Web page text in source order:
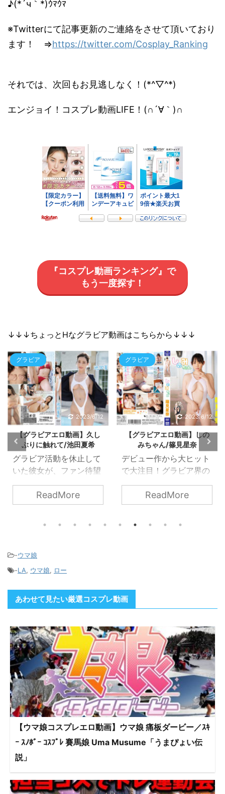
♪(*´ч｀*)ｳﾏｳﾏ
※Twitterにて記事更新のご連絡をさせて頂いており
ます！ ⇒https://twitter.com/Cosplay_Ranking
それでは、次回もお見逃しなく！(*^▽^*)
エンジョイ！コスプレ動画LIFE！(∩´∀｀)∩
『コスプレ動画ランキング』で
もう一度探す！
↓↓↓ちょっとHなグラビア動画はこちらから↓↓↓
グラビア
2023/6/12
【グラビアエロ動画】久し
ぶりに触れて/池田夏希
グラビア活動を休止して
いた彼女が、ファン待望
のグラビアイメージをリ
リース！ReadMore
グラビア
2023/6/12
【グラビアエロ動画】しの
みちゃん/篠見星奈
デビュー作から大ヒット
で大注目！グラビア界の
超新星、色白Gカップの
篠見星奈ちゃんがエスデ
ジに登場。目に余る色白
ReadMore
-ウマ娘
-LA, ウマ娘, ロー
あわせて見たい厳選コスプレ動画
【ウマ娘コスプレエロ動画】ウマ娘 痛板ダービー／ｽｷ
ｰ ｽﾉﾎﾞｰ ｺｽﾌﾟﾚ 賽馬娘 Uma Musume「うまぴょい伝
説」